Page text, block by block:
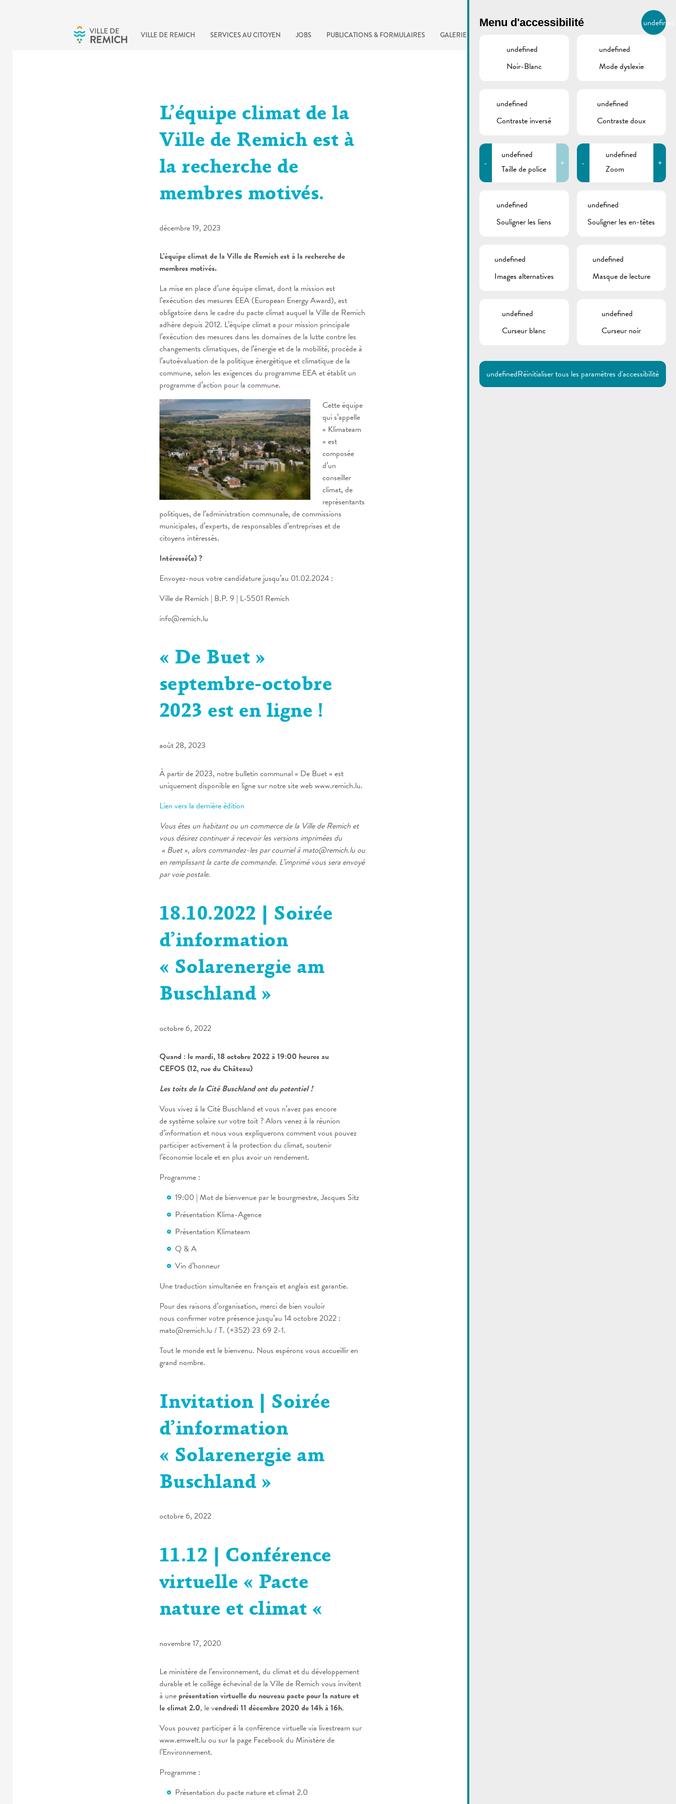
VILLE DE REMICH SERVICES AU CITOYEN JOBS PUBLICATIONS & FORMULAIRES GALERIE FR
BIERGER.REMICH.LU
L’équipe climat de la
Ville de Remich est à
la recherche de
membres motivés.
décembre 19, 2023
L’équipe climat de la Ville de Remich est à la recherche de
membres motivés.
La mise en place d’une équipe climat, dont la mission est
l’exécution des mesures EEA (European Energy Award), est
obligatoire dans le cadre du pacte climat auquel la Ville de Remich
adhère depuis 2012. L’équipe climat a pour mission principale
l’exécution des mesures dans les domaines de la lutte contre les
changements climatiques, de l’énergie et de la mobilité, procède à
l’autoévaluation de la politique énergétique et climatique de la
commune, selon les exigences du programme EEA et établit un
programme d’action pour la commune.
Cette équipe
qui s’appelle
« Klimateam
» est
composée
d’un
conseiller
climat, de
représentants
politiques, de l’administration communale, de commissions
municipales, d’experts, de responsables d’entreprises et de
citoyens intéressés.
Intéressé(e) ?
Envoyez-nous votre candidature jusqu’au 01.02.2024 :
Ville de Remich | B.P. 9 | L-5501 Remich
info@remich.lu
« De Buet »
septembre-octobre
2023 est en ligne !
août 28, 2023
À partir de 2023, notre bulletin communal « De Buet » est
uniquement disponible en ligne sur notre site web www.remich.lu.
Lien vers la dernière édition
Vous êtes un habitant ou un commerce de la Ville de Remich et
vous désirez continuer à recevoir les versions imprimées du
« Buet », alors commandez-les par courriel à mato@remich.lu ou
en remplissant la carte de commande. L’imprimé vous sera envoyé
par voie postale.
18.10.2022 | Soirée
d’information
« Solarenergie am
Buschland »
octobre 6, 2022
Quand : le mardi, 18 octobre 2022 à 19:00 heures au
CEFOS (12, rue du Château)
Les toits de la Cité Buschland ont du potentiel !
Vous vivez à la Cité Buschland et vous n’avez pas encore
de système solaire sur votre toit ? Alors venez à la réunion
d’information et nous vous expliquerons comment vous pouvez
participer activement à la protection du climat, soutenir
l’économie locale et en plus avoir un rendement.
Programme :
19:00 | Mot de bienvenue par le bourgmestre, Jacques Sitz
Présentation Klima-Agence
Présentation Klimateam
Q & A
Vin d’honneur
Une traduction simultanée en français et anglais est garantie.
Pour des raisons d’organisation, merci de bien vouloir
nous confirmer votre présence jusqu’au 14 octobre 2022 :
mato@remich.lu / T. (+352) 23 69 2-1.
Tout le monde est le bienvenu. Nous espérons vous accueillir en
grand nombre.
Invitation | Soirée
d’information
« Solarenergie am
Buschland »
octobre 6, 2022
11.12 | Conférence
virtuelle « Pacte
nature et climat «
novembre 17, 2020
Le ministère de l’environnement, du climat et du développement
durable et le collège échevinal de la Ville de Remich vous invitent
à une présentation virtuelle du nouveau pacte pour la nature et
le climat 2.0, le vendredi 11 décembre 2020 de 14h à 16h.
Vous pouvez participer à la conférence virtuelle via livestream sur
www.emwelt.lu ou sur la page Facebook du Ministère de
l’Environnement.
Programme :
Présentation du pacte nature et climat 2.0
Menu d'accessibilité undefined
undefined
Noir-Blanc
undefined
Mode dyslexie
undefined
Contraste inversé
undefined
Contraste doux
-
undefined
Taille de police
+ -
undefined
Zoom
+
undefined
Souligner les liens
undefined
Souligner les en-têtes
undefined
Images alternatives
undefined
Masque de lecture
undefined
Curseur blanc
undefined
Curseur noir
undefinedRéinitialiser tous les paramètres d'accessibilité